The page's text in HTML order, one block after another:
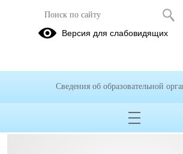
УчащимсяВерсия для слабовидящих
Сведения об образовательной